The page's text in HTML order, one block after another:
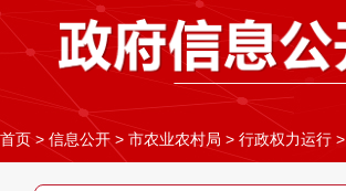
首页> 信息公开 > 市农业农村局 > 行政权力运行 >